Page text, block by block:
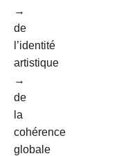
→
de
l’identité
artistique
→
de
la
cohérence
globale